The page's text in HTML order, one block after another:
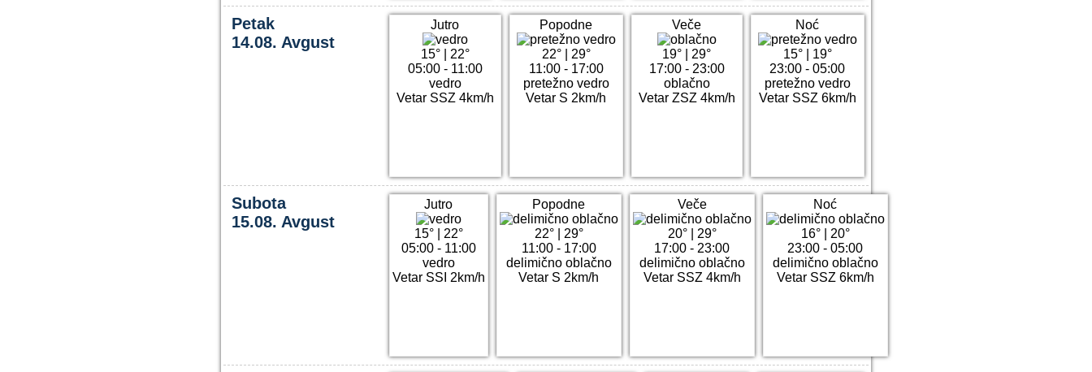
Petak
14.08. Avgust
Jutro
15°| 22°
05:00 - 11:00
vedro
Vetar SSZ 4km/h
Popodne
22°| 29°
11:00 - 17:00
pretežno vedro
Vetar S 2km/h
Veče
19°
29°
17:00 - 23:00
oblačno
Vetar ZSZ 4km/h
Noć
15°| 19°
23:00 - 05:00
pretežno vedro
Vetar SSZ 6km/h
Subota
15.08. Avgust
Jutro
15°| 22°
05:00 - 11:00
vedro
Vetar SSI 2km/h
Popodne
22°| 29°
11:00 - 17:00
delimično oblačno
Vetar S 2km/h
Veče
20°| 29°
17:00 - 23:00
delimično oblačno
Vetar SSZ 4km/h
Noć
16°| 20°
23:00 - 05:00
delimično oblačno
Vetar SSZ 6km/h